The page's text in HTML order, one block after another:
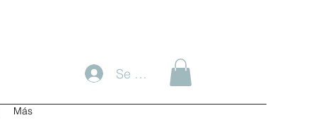
Más
Se connecter